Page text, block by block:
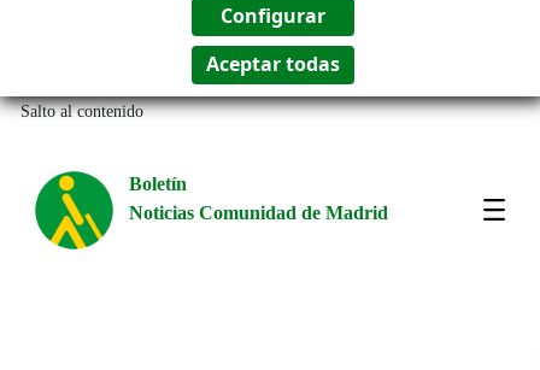
Salto al contenido
Boletín
Noticias Comunidad de Madrid